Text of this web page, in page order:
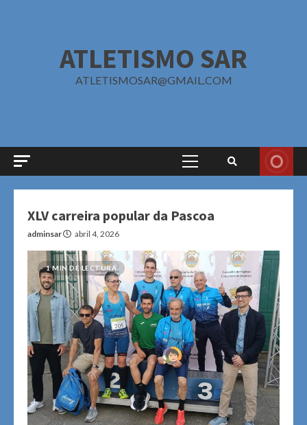
ATLETISMO SAR
ATLETISMOSAR@GMAIL.COM
Menú
XLV carreira popular da Pascoa
adminsar abril 4, 2026
1 MIN DE LECTURA